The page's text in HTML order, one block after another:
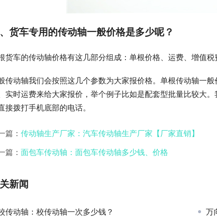
货车专用的传动轴一般价格是多少呢？
货车的传动轴价格有这几部分组成：单根价格、运费、增值税
传动轴我们会按照这几个参数为大家报价格。单根传动轴一
实时运费来给大家报价，举个例子比如是配套型批量比较大
接拨打手机底部的电话。
篇： 传动轴生产厂家：汽车传动轴生产厂家【厂家直销】
篇： 面包车传动轴：面包车传动轴多少钱、价格
新闻
传动轴：校传动轴一次多少钱？ 万